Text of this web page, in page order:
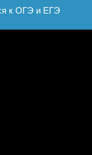
к ОГЭ и ЕГЭ